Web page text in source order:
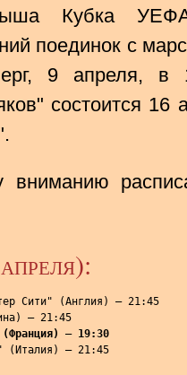
Кубка
поединок с
9 апреля, в
состоится
вниманию
Сити" (Англия) — 21:45
— 19:30
(Италия) — 21:45